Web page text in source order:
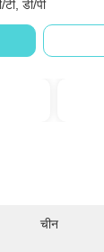
डी/पी
चीन